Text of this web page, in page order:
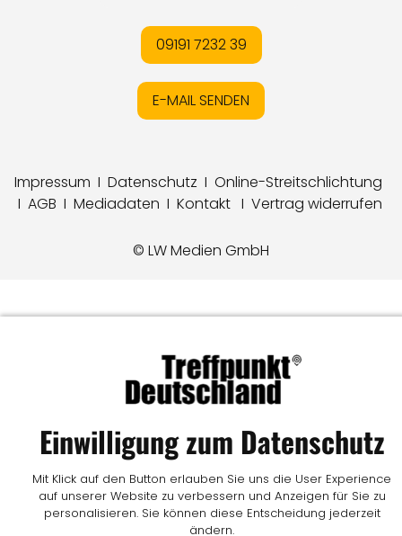
09191 7232 39
E-MAIL SENDEN
Impressum I Datenschutz I Online-Streitschlichtung
I AGB I Mediadaten I Kontakt I Vertrag widerrufen
© LW Medien GmbH
Einwilligung zum Datenschutz
Mit Klick auf den Button erlauben Sie uns die User Experience
auf unserer Website zu verbessern und Anzeigen für Sie zu
personalisieren. Sie können diese Entscheidung jederzeit
ändern.